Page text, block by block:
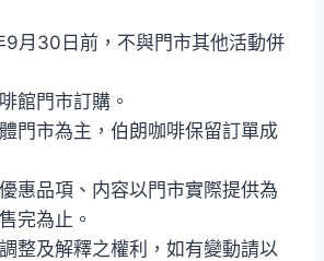
月30日前，不與門市其他活動併
館門市訂購。
門市為主，伯朗咖啡保留訂單成
惠品項、内容以門市實際提供為
完為止。
整及解釋之權利，如有變動請以